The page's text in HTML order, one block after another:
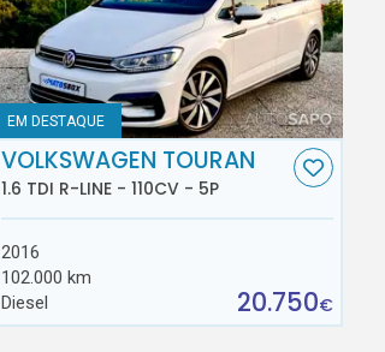
EM DESTAQUE
VOLKSWAGEN TOURAN
1.6 TDI R-LINE - 110CV - 5P
2016
102.000 km
Diesel
20.750€